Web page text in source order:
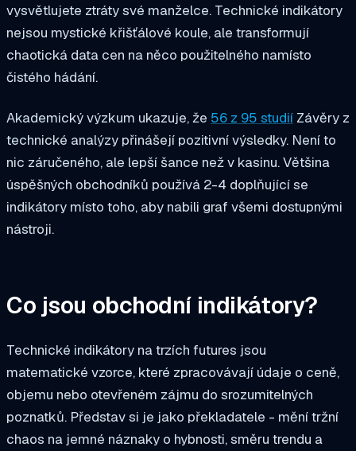
vysvětlujete ztráty své manželce. Technické indikátory
nejsou mystické křišťálové koule, ale transformují
chaotická data cen na něco použitelného namísto
čistého hádání.
Akademický výzkum ukazuje, že 56 z 95 studií Závěry z
technické analýzy přinášejí pozitivní výsledky. Není to
nic záručeného, ale lepší šance než v kasinu. Většina
úspěšných obchodníků používá 2-4 doplňující se
indikátory místo toho, aby nabili graf všemi dostupnými
nástroji.
Co jsou obchodní indikátory?
Technické indikátory na trzích futures jsou
matematické vzorce, které zpracovávají údaje o ceně,
objemu nebo otevřeném zájmu do srozumitelných
poznatků. Představ si je jako překladatele - mění tržní
chaos na jemné náznaky o hybnosti, směru trendu a